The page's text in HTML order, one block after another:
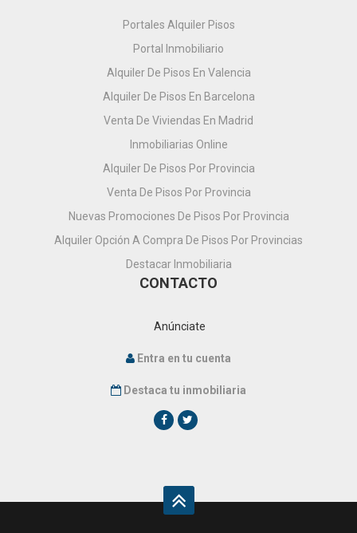
Portales Alquiler Pisos
Portal Inmobiliario
Alquiler De Pisos En Valencia
Alquiler De Pisos En Barcelona
Venta De Viviendas En Madrid
Inmobiliarias Online
Alquiler De Pisos Por Provincia
Venta De Pisos Por Provincia
Nuevas Promociones De Pisos Por Provincia
Alquiler Opción A Compra De Pisos Por Provincias
Destacar Inmobiliaria
CONTACTO
Anúnciate
Entra en tu cuenta
Destaca tu inmobiliaria